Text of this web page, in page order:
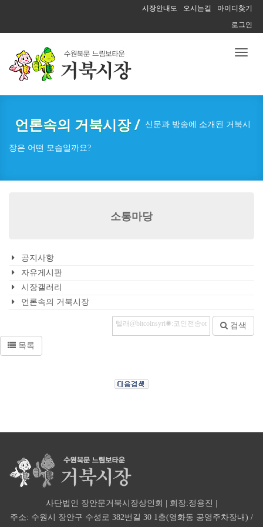
시장안내도 오시는길
아이디찾기
로그인
Toggle
언론속의 거북시장 / 신문과 방송에 소개된 거북시
장은 어떤 모습일까요?
소통마당
공지사항
자유게시판
시장갤러리
언론속의 거북시장
검색
목록
사단법인 장안문거북시장상인회 | 회장:정용진 |
주소: 수원시 장안구 수성로 382번길 30 1층(영화동 공영주차장내) /